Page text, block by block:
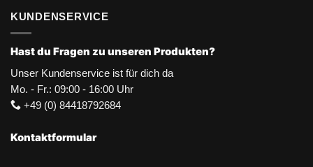
KUNDENSERVICE
Hast du Fragen zu unseren Produkten?
Unser Kundenservice ist für dich da
Mo. - Fr.: 09:00 - 16:00 Uhr
+49 (0) 84418792684
Kontaktformular